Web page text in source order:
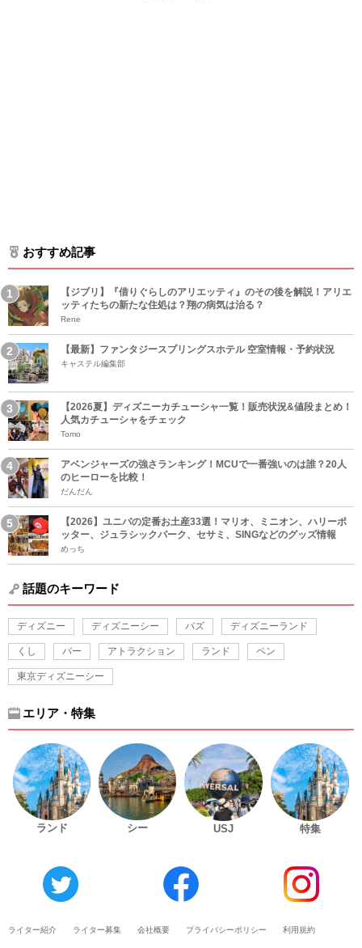
おすすめ記事
【ジブリ】『借りぐらしのアリエッティ』のその後を解説！アリエ
ッティたちの新たな住処は？翔の病気は治る？
Rene
【最新】ファンタジースプリングスホテル 空室情報・予約状況
キャステル編集部
【2026夏】ディズニーカチューシャ一覧！販売状況&値段まとめ！
人気カチューシャをチェック
Tomo
アベンジャーズの強さランキング！MCUで一番強いのは誰？20人
のヒーローを比較！
だんだん
【2026】ユニバの定番お土産33選！マリオ、ミニオン、ハリーポ
ッター、ジュラシックパーク、セサミ、SINGなどのグッズ情報
めっち
話題のキーワード
ディズニー ディズニーシー バズ ディズニーランド
くし バー アトラクション ランド ペン
東京ディズニーシー
エリア・特集
ランド シー USJ 特集
ライター紹介 ライター募集 会社概要 プライバシーポリシー 利用規約